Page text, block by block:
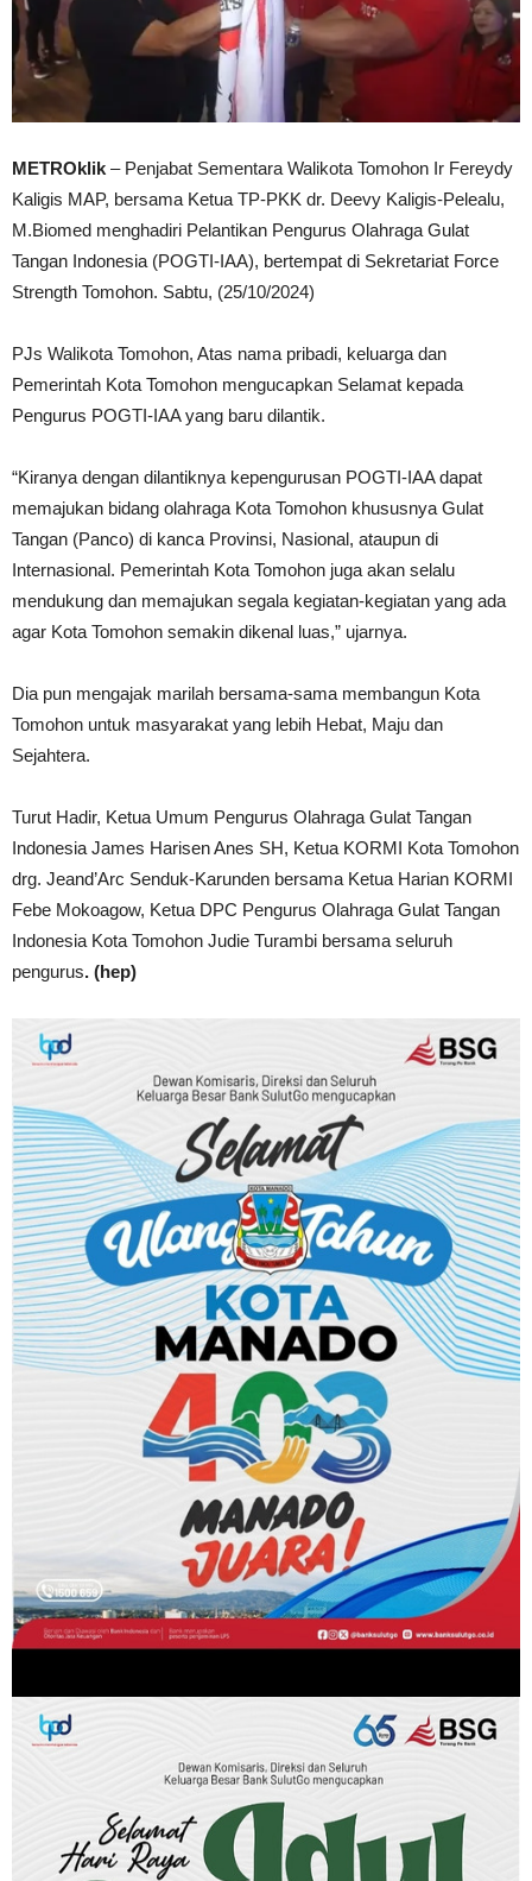
METROklik – Penjabat Sementara Walikota Tomohon Ir Fereydy
Kaligis MAP, bersama Ketua TP-PKK dr. Deevy Kaligis-Pelealu,
M.Biomed menghadiri Pelantikan Pengurus Olahraga Gulat
Tangan Indonesia (POGTI-IAA), bertempat di Sekretariat Force
Strength Tomohon. Sabtu, (25/10/2024)
PJs Walikota Tomohon, Atas nama pribadi, keluarga dan
Pemerintah Kota Tomohon mengucapkan Selamat kepada
Pengurus POGTI-IAA yang baru dilantik.
“Kiranya dengan dilantiknya kepengurusan POGTI-IAA dapat
memajukan bidang olahraga Kota Tomohon khususnya Gulat
Tangan (Panco) di kanca Provinsi, Nasional, ataupun di
Internasional. Pemerintah Kota Tomohon juga akan selalu
mendukung dan memajukan segala kegiatan-kegiatan yang ada
agar Kota Tomohon semakin dikenal luas,” ujarnya.
Dia pun mengajak marilah bersama-sama membangun Kota
Tomohon untuk masyarakat yang lebih Hebat, Maju dan
Sejahtera.
Turut Hadir, Ketua Umum Pengurus Olahraga Gulat Tangan
Indonesia James Harisen Anes SH, Ketua KORMI Kota Tomohon
drg. Jeand’Arc Senduk-Karunden bersama Ketua Harian KORMI
Febe Mokoagow, Ketua DPC Pengurus Olahraga Gulat Tangan
Indonesia Kota Tomohon Judie Turambi bersama seluruh
pengurus. (hep)